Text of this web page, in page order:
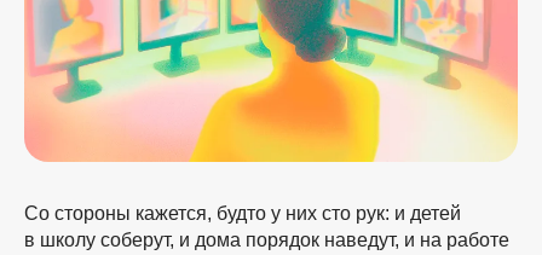
Со стороны кажется, будто у них сто рук: и детей
в школу соберут, и дома порядок наведут, и на работе